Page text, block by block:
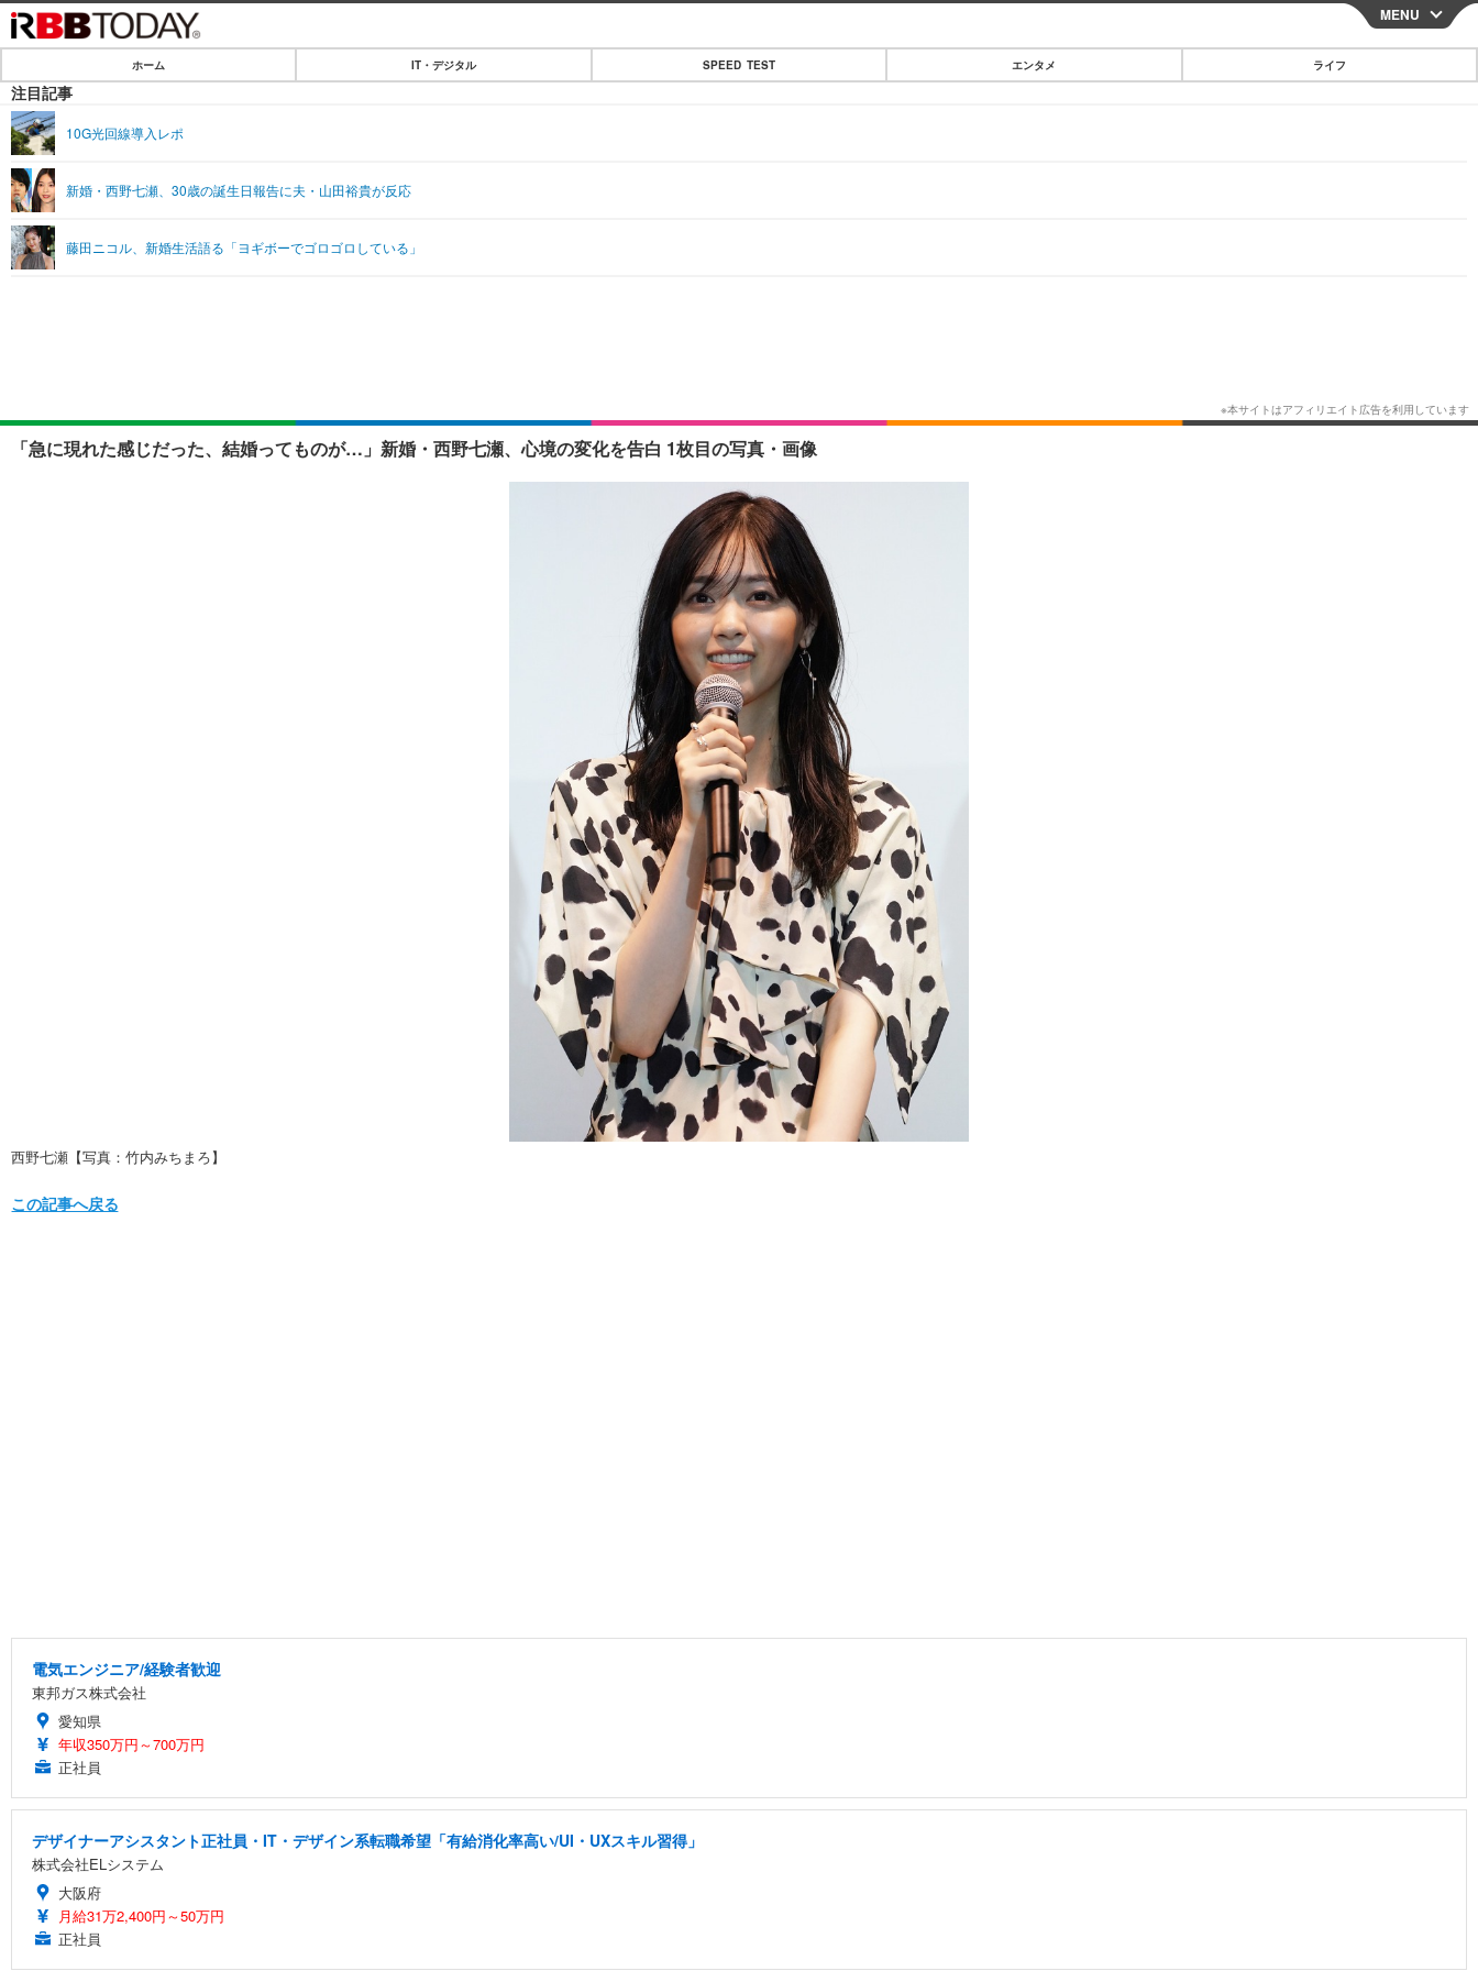
CLOSE
IT・デジタル
ショッピング
SPEED TEST
エンタメ
エンタメTOP
ショッピング その他
ライフ
MENU
ホーム IT・デジタル SPEED TEST エンタメ ライフ
注目記事
10G光回線導入レポ
新婚・西野七瀬、30歳の誕生日報告に夫・山田裕貴が反応
藤田ニコル、新婚生活語る「ヨギボーでゴロゴロしている」
「急に現れた感じだった、結婚ってものが…」新婚・西野七瀬、心境の変化を告白 1枚目の写真・画像
西野七瀬【写真：竹内みちまろ】
この記事へ戻る
電気エンジニア/経験者歓迎
東邦ガス株式会社
愛知県
年収350万円～700万円
正社員
デザイナーアシスタント正社員・IT・デザイン系転職希望「有給消化率高い/UI・UXスキル習得」
株式会社ELシステム
大阪府
月給31万2,400円～50万円
正社員